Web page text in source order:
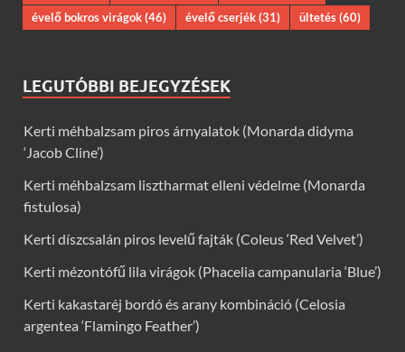
évelő bokros virágok(46) évelő cserjék(31) ültetés(60)
LEGUTÓBBI BEJEGYZÉSEK
Kerti méhbalzsam piros árnyalatok (Monarda didyma
‘Jacob Cline’)
Kerti méhbalzsam lisztharmat elleni védelme (Monarda
fistulosa)
Kerti díszcsalán piros levelű fajták (Coleus ‘Red Velvet’)
Kerti mézontófű lila virágok (Phacelia campanularia ‘Blue’)
Kerti kakastaréj bordó és arany kombináció (Celosia
argentea ‘Flamingo Feather’)